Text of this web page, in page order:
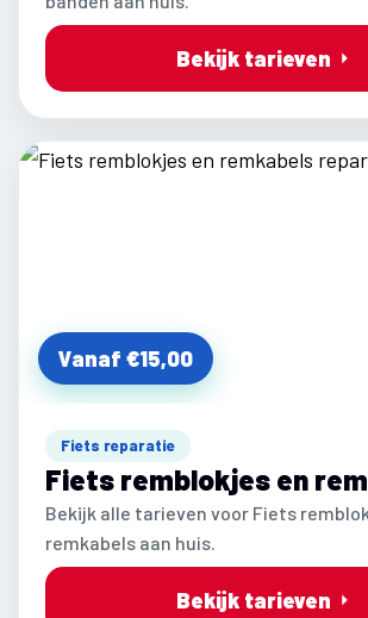
Bekijk tarieven
Vanaf €15,00
Fiets reparatie
Fiets remblokjes en
Bekijk alle tarieven voor Fiets
remkabels aan huis.
Bekijk tarieven